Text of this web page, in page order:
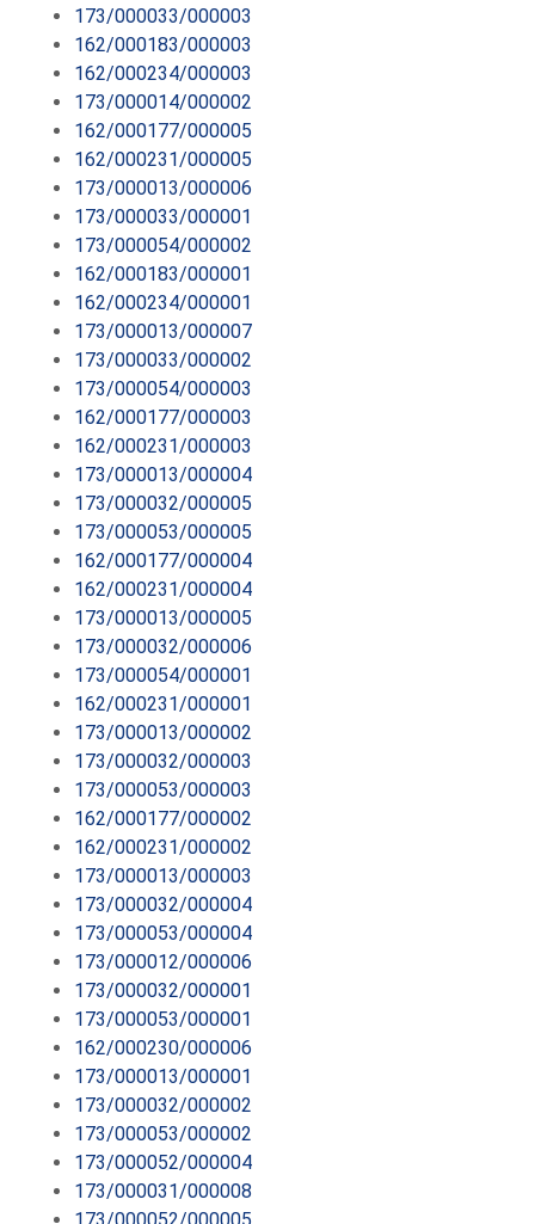
173/000033/000003
162/000183/000003
162/000234/000003
173/000014/000002
162/000177/000005
162/000231/000005
173/000013/000006
173/000033/000001
173/000054/000002
162/000183/000001
162/000234/000001
173/000013/000007
173/000033/000002
173/000054/000003
162/000177/000003
162/000231/000003
173/000013/000004
173/000032/000005
173/000053/000005
162/000177/000004
162/000231/000004
173/000013/000005
173/000032/000006
173/000054/000001
162/000231/000001
173/000013/000002
173/000032/000003
173/000053/000003
162/000177/000002
162/000231/000002
173/000013/000003
173/000032/000004
173/000053/000004
173/000012/000006
173/000032/000001
173/000053/000001
162/000230/000006
173/000013/000001
173/000032/000002
173/000053/000002
173/000052/000004
173/000031/000008
173/000052/000005